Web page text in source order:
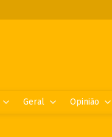
Geral Opinião